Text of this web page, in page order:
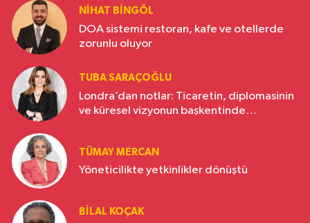
NIHAT BINGÖL
DOA sistemi restoran, kafe ve otellerde
zorunlu oluyor
TUBA SARAÇOĞLU
Londra’dan notlar: Ticaretin, diplomasinin
ve küresel vizyonun başkentinde
TÜMAY MERCAN
Yöneticilikte yetkinlikler dönüştü
BILAL KOÇAK